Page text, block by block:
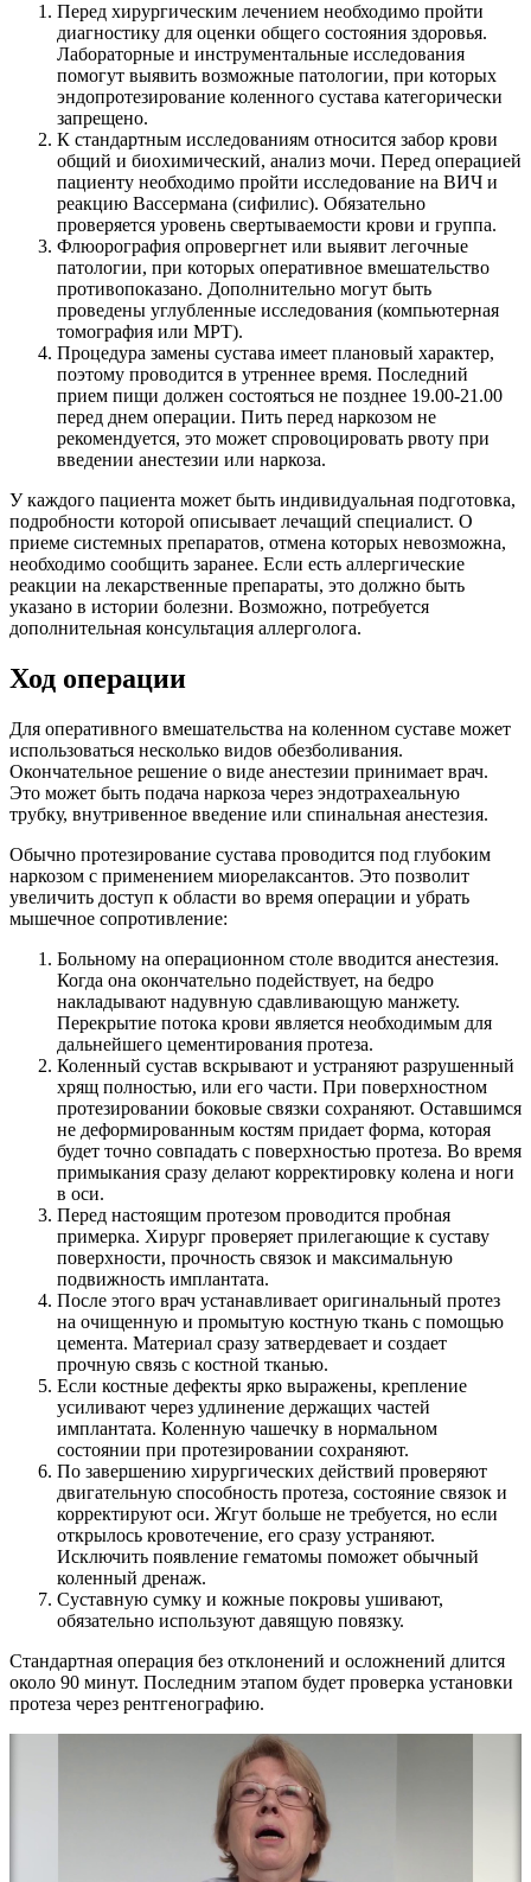
Перед хирургическим лечением необходимо пройти
диагностику для оценки общего состояния здоровья.
Лабораторные и инструментальные исследования
помогут выявить возможные патологии, при которых
эндопротезирование коленного сустава категорически
запрещено.
К стандартным исследованиям относится забор крови
общий и биохимический, анализ мочи. Перед операцией
пациенту необходимо пройти исследование на ВИЧ и
реакцию Вассермана (сифилис). Обязательно
проверяется уровень свертываемости крови и группа.
Флюорография опровергнет или выявит легочные
патологии, при которых оперативное вмешательство
противопоказано. Дополнительно могут быть
проведены углубленные исследования (компьютерная
томография или МРТ).
Процедура замены сустава имеет плановый характер,
поэтому проводится в утреннее время. Последний
прием пищи должен состояться не позднее 19.00-21.00
перед днем операции. Пить перед наркозом не
рекомендуется, это может спровоцировать рвоту при
введении анестезии или наркоза.
У каждого пациента может быть индивидуальная подготовка,
подробности которой описывает лечащий специалист. О
приеме системных препаратов, отмена которых невозможна,
необходимо сообщить заранее. Если есть аллергические
реакции на лекарственные препараты, это должно быть
указано в истории болезни. Возможно, потребуется
дополнительная консультация аллерголога.
Ход операции
Для оперативного вмешательства на коленном суставе может
использоваться несколько видов обезболивания.
Окончательное решение о виде анестезии принимает врач.
Это может быть подача наркоза через эндотрахеальную
трубку, внутривенное введение или спинальная анестезия.
Обычно протезирование сустава проводится под глубоким
наркозом с применением миорелаксантов. Это позволит
увеличить доступ к области во время операции и убрать
мышечное сопротивление:
Больному на операционном столе вводится анестезия.
Когда она окончательно подействует, на бедро
накладывают надувную сдавливающую манжету.
Перекрытие потока крови является необходимым для
дальнейшего цементирования протеза.
Коленный сустав вскрывают и устраняют разрушенный
хрящ полностью, или его части. При поверхностном
протезировании боковые связки сохраняют. Оставшимся
не деформированным костям придает форма, которая
будет точно совпадать с поверхностью протеза. Во время
примыкания сразу делают корректировку колена и ноги
в оси.
Перед настоящим протезом проводится пробная
примерка. Хирург проверяет прилегающие к суставу
поверхности, прочность связок и максимальную
подвижность имплантата.
После этого врач устанавливает оригинальный протез
на очищенную и промытую костную ткань с помощью
цемента. Материал сразу затвердевает и создает
прочную связь с костной тканью.
Если костные дефекты ярко выражены, крепление
усиливают через удлинение держащих частей
имплантата. Коленную чашечку в нормальном
состоянии при протезировании сохраняют.
По завершению хирургических действий проверяют
двигательную способность протеза, состояние связок и
корректируют оси. Жгут больше не требуется, но если
открылось кровотечение, его сразу устраняют.
Исключить появление гематомы поможет обычный
коленный дренаж.
Суставную сумку и кожные покровы ушивают,
обязательно используют давящую повязку.
Стандартная операция без отклонений и осложнений длится
около 90 минут. Последним этапом будет проверка установки
протеза через рентгенографию.